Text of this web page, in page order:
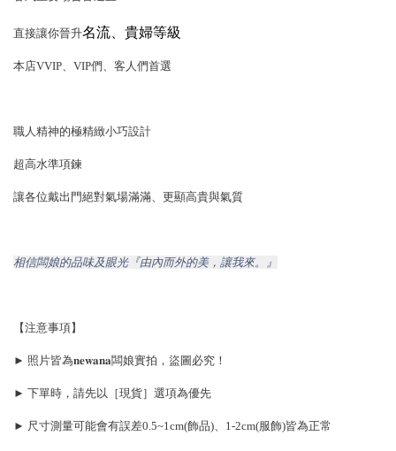
直接讓你晉升名流、貴婦等級
本店VVIP、VIP們、客人們首選
職人精神的極精緻小巧設計
超高水準項鍊
讓各位戴出門絕對氣場滿滿、更顯高貴與氣質
相信闆娘的品味及眼光『由內而外的美，讓我來。』
【注意事項】
► 照片皆為𝐧𝐞𝐰𝐚𝐧𝐚闆娘實拍，盜圖必究！
► 下單時，請先以［現貨］選項為優先
► 尺寸測量可能會有誤差0.5~1cm(飾品)、1-2cm(服飾)皆為正常